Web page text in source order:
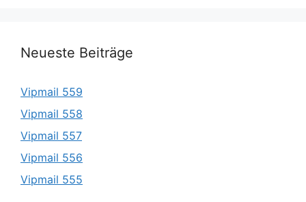
Neueste Beiträge
Vipmail 559
Vipmail 558
Vipmail 557
Vipmail 556
Vipmail 555